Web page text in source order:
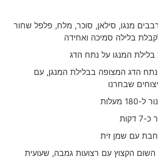
מנגו, סילאן, סוכר, מלח, פלפל שחור
בלילה סמיכה ואחידה
המנגו על נתח הדג
הדג המצופה בבלילת המנגן, עם
שבחרנו
עם שמן זית
הקצוץ עם רצועות גמבה, שעועית